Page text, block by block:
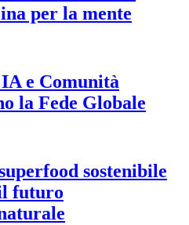
per la mente
e Comunità
la Fede Globale
sostenibile
futuro